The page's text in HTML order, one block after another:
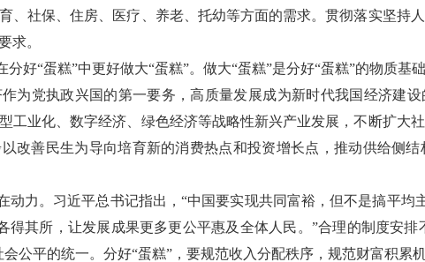
、社保、住房、医疗、养老、托幼等方面的需求。贯彻落实坚持
求。
好“蛋糕”中更好做大“蛋糕”。做大“蛋糕”是分好“蛋糕”的物质基
为党执政兴国的第一要务，高质量发展成为新时代我国经济建
工业化、数字经济、绿色经济等战略性新兴产业发展，不断扩大
改善民生为导向培育新的消费热点和投资增长点，推动供给侧
力。习近平总书记指出，“中国要实现共同富裕，但不是搞平均
得其所，让发展成果更多更公平惠及全体人民。”合理的制度安
公平的统一。分好“蛋糕”，要规范收入分配秩序，规范财富积累机